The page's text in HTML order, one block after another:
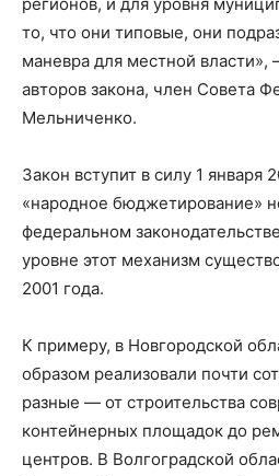
то, что они типовые, они
маневра для местной
авторов закона, член Совета
Мельниченко.
Закон вступит в силу 1 января
«народное бюджетирование»
федеральном
уровне этот механизм
2001 года.
К примеру, в Новгородской
образом реализовали почти
разные — от строительства
контейнерных площадок до
центров. В Волгоградской